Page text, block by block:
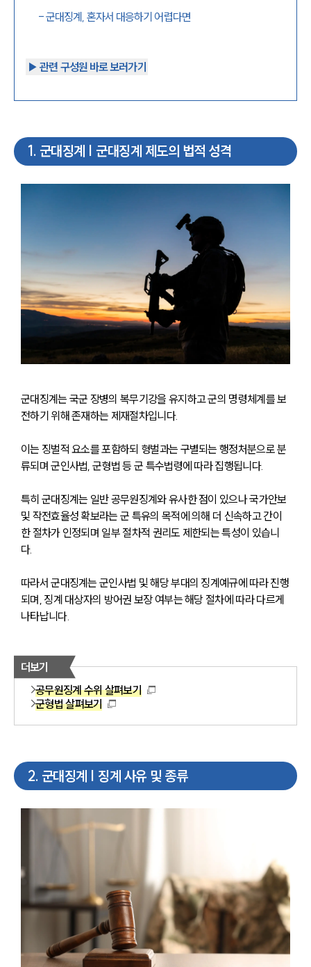
-군대징계, 혼자서 대응하기 어렵다면
▶︎ 관련 구성원 바로 보러가기
1 . 군대징계 | 군대징계 제도의 법적 성격
군대징계는 국군 장병의 복무기강을 유지하고 군의 명령체계를 보
전하기 위해 존재하는 제재절차입니다.
이는 징벌적 요소를 포함하되 형벌과는 구별되는 행정처분으로 분
류되며 군인사법, 군형법 등 군 특수법령에 따라 집행됩니다.
특히 군대징계는 일반 공무원징계와 유사한 점이 있으나 국가안보
및 작전효율성 확보라는 군 특유의 목적에 의해 더 신속하고 간이
한 절차가 인정되며 일부 절차적 권리도 제한되는 특성이 있습니
다.
따라서 군대징계는 군인사법 및 해당 부대의 징계예규에 따라 진행
되며, 징계 대상자의 방어권 보장 여부는 해당 절차에 따라 다르게
나타납니다.
더보기
공무원징계 수위 살펴보기
군형법 살펴보기
2. 군대징계 | 징계 사유 및 종류